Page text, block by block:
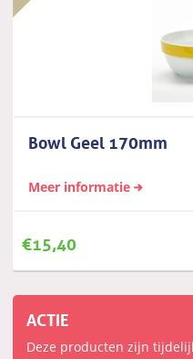
Bowl Geel 170mm
Meer informatie
€15,40
ACTIE
Deze producten zijn